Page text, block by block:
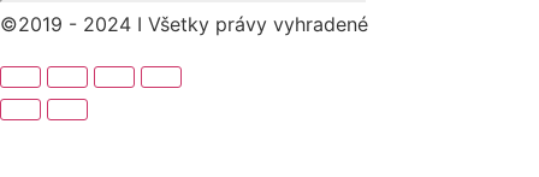
©2019 - 2024 I Všetky právy vyhradené